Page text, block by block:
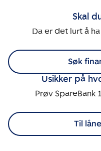
Skal
Da er det lurt å
Søk
Usikker på
Prøv SpareBank
Til